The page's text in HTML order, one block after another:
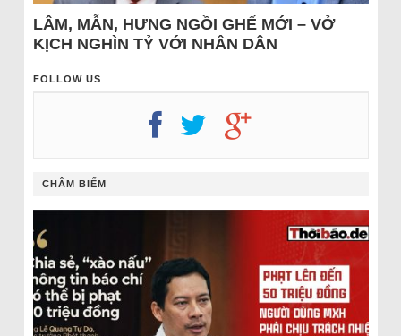
LÂM, MẪN, HƯNG NGỒI GHẾ MỚI – VỞ
KỊCH NGHÌN TỶ VỚI NHÂN DÂN
FOLLOW US
CHÂM BIẾM